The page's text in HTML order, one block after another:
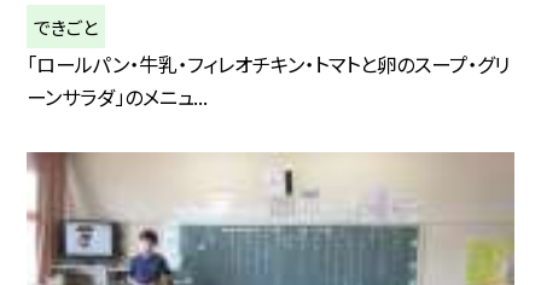
できごと
「ロールパン・牛乳・フィレオチキン・トマトと卵のスープ・グリ
ーンサラダ」のメニュ...